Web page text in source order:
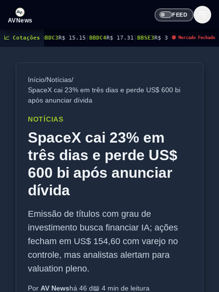
AVNews
FEED
📈 Cotações
R$ 15.15|BBDC4R$ 17.31|BBSE3R$ 38.38|BEES3R$ 8.78| BEES4R$ 9.16
🔴 Mercado Fechado
Início/Notícias/
SpaceX cai 23% em três dias e perde US$ 600 bi
após anunciar dívida
NOTÍCIAS
SpaceX cai 23% em
três dias e perde US$
600 bi após anunciar
dívida
Emissão de títulos com grau de
investimento busca financiar IA; ações
fecham em US$ 154,60 com varejo no
controle, mas analistas alertam para
valuation pleno.
Por AV Newshá 46 d📖 4 min de leitura